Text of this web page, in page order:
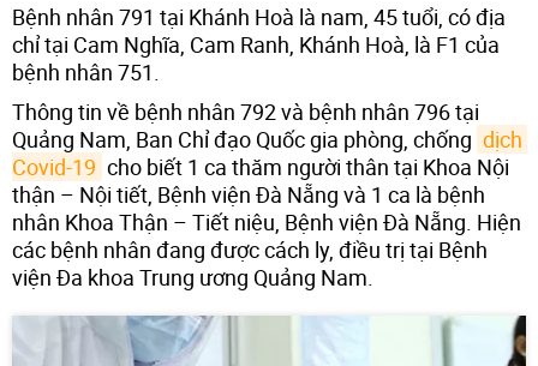
Bệnh nhân 791 tại Khánh Hoà là nam, 45 tuổi, có địa
chỉ tại Cam Nghĩa, Cam Ranh, Khánh Hoà, là F1 của
bệnh nhân 751.
Thông tin về bệnh nhân 792 và bệnh nhân 796 tại
Quảng Nam, Ban Chỉ đạo Quốc gia phòng, chống dịch
Covid-19 cho biết 1 ca thăm người thân tại Khoa Nội
thận – Nội tiết, Bệnh viện Đà Nẵng và 1 ca là bệnh
nhân Khoa Thận – Tiết niệu, Bệnh viện Đà Nẵng. Hiện
các bệnh nhân đang được cách ly, điều trị tại Bệnh
viện Đa khoa Trung ương Quảng Nam.